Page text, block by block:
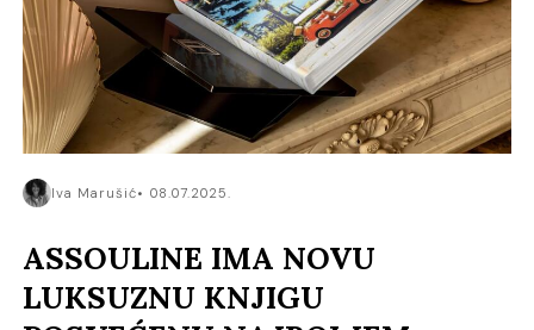
Iva Marušić 08.07.2025.
ASSOULINE IMA NOVU
LUKSUZNU KNJIGU